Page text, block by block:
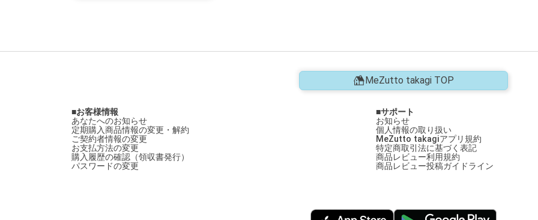
MeZutto takagi TOP
お客様情報
あなたへのお知らせ
定期購入商品情報の変更・解約
ご契約者情報の変更
お支払方法の変更
購入履歴の確認（領収書発行）
パスワードの変更
サポート
お知らせ
個人情報の取り扱い
MeZutto takagiアプリ規約
特定商取引法に基づく表記
商品レビュー利用規約
商品レビュー投稿ガイドライン